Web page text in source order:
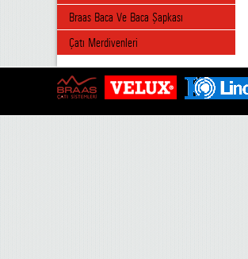
Braas Baca Ve Baca Şapkası
Çatı Merdivenleri